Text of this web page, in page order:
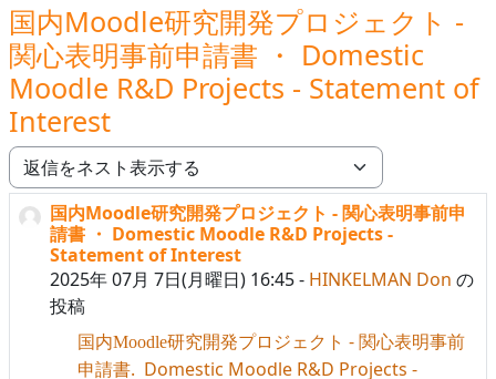
国内Moodle研究開発プロジェクト -
関心表明事前申請書 ・ Domestic
Moodle R&D Projects - Statement of
Interest
表示モード
国内Moodle研究開発プロジェクト - 関心表明事前申
請書 ・ Domestic Moodle R&D Projects -
Statement of Interest
2025年 07月 7日(月曜日) 16:45- HINKELMAN Don の
投稿
返信数: 0
国内Moodle研究開発プロジェクト - 関心表明事前
申請書. Domestic Moodle R&D Projects -